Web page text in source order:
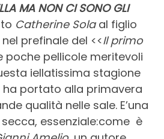
MA NON CI SONO GLI
Catherine Solaal figlio
nel prefinale del <<Il primo
poche pellicole meritevoli
iellatissima stagione
ha portato alla primavera
qualità nelle sale. E’una
essenziale:come è